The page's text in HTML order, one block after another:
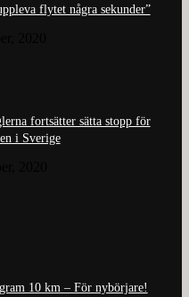
flytet några sekunder”
fortsätter sätta stopp för
i Sverige
10 km – För nybörjare!